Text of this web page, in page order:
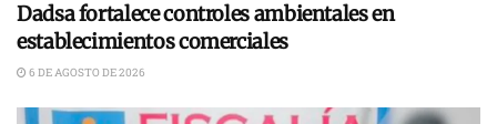
Dadsa fortalece controles ambientales en
establecimientos comerciales
6 DE AGOSTO DE 2026